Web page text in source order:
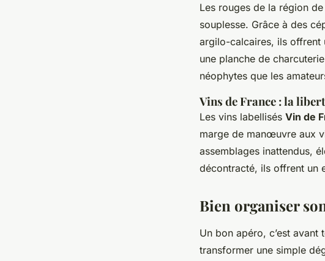
Les rouges de la région de
souplesse. Grâce à des
argilo-calcaires, ils offrent
une planche de
néophytes que les
Vins de France : la
Les vins labellisés Vin de
marge de manœuvre aux
assemblages inattendus,
décontracté, ils offrent un
Bien organiser
Un bon apéro, c’est
transformer une simple